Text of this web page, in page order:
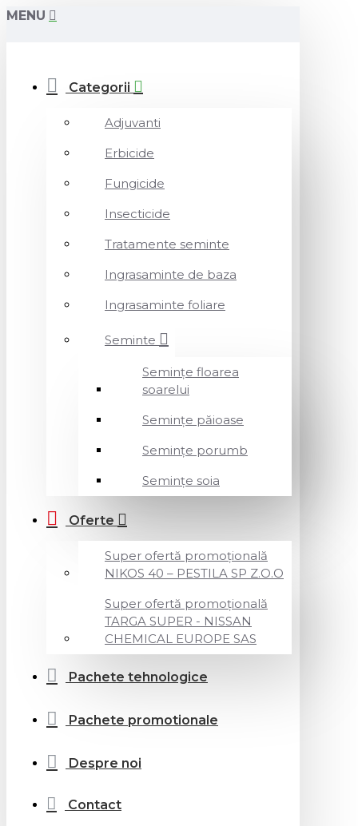
MENU
Categorii
Adjuvanti
Erbicide
Fungicide
Insecticide
Tratamente seminte
Ingrasaminte de baza
Ingrasaminte foliare
Seminte
Semințe floarea
soarelui
Semințe păioase
Semințe porumb
Semințe soia
Oferte
Super ofertă promoțională
NIKOS 40 – PESTILA SP Z.O.O
Super ofertă promoțională
TARGA SUPER - NISSAN
CHEMICAL EUROPE SAS
Pachete tehnologice
Pachete promotionale
Despre noi
Contact